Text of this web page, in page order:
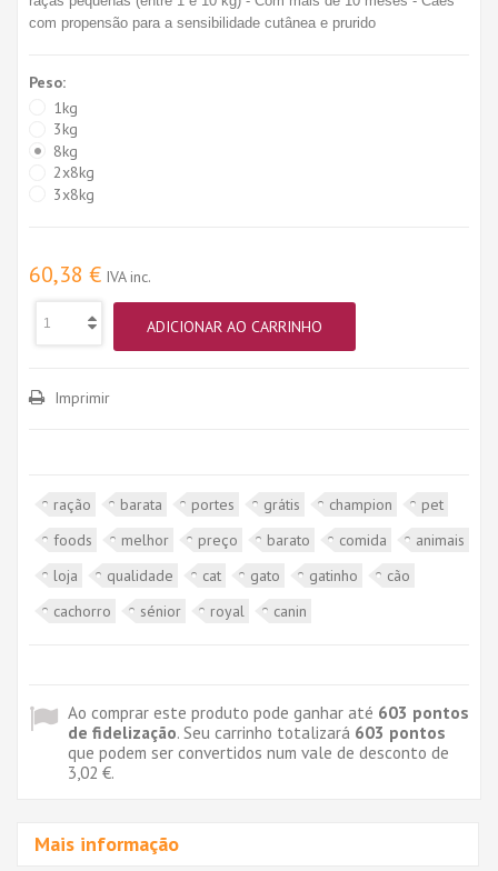
com propensão para a sensibilidade cutânea e prurido
Peso:
1kg
3kg
8kg
2x8kg
3x8kg
60,38 € IVA inc.
ADICIONAR AO CARRINHO
Imprimir
ração barata portes grátis champion
pet
foods
melhor preço barato comida
animais
loja
qualidade cat gato gatinho
cão
cachorro
sénior royal canin
Ao comprar este produto pode ganhar até 603 pontos
de fidelização. Seu carrinho totalizará 603 pontos
que podem ser convertidos num vale de desconto de
3,02 €.
Mais informação